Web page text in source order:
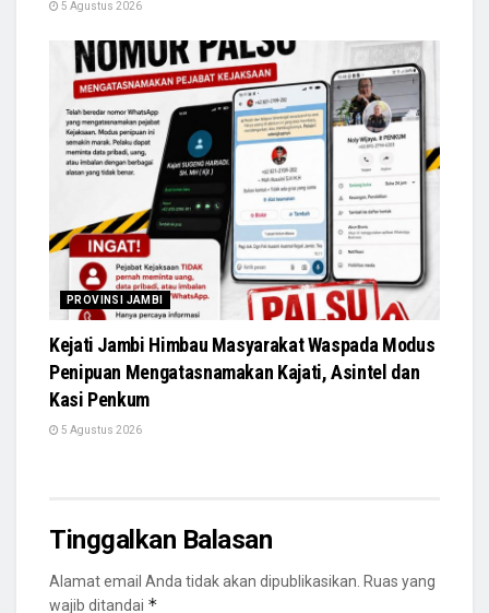
5 Agustus 2026
PROVINSI JAMBI
Kejati Jambi Himbau Masyarakat Waspada Modus
Penipuan Mengatasnamakan Kajati, Asintel dan
Kasi Penkum
5 Agustus 2026
Tinggalkan Balasan
Alamat email Anda tidak akan dipublikasikan. Ruas yang
wajib ditandai *